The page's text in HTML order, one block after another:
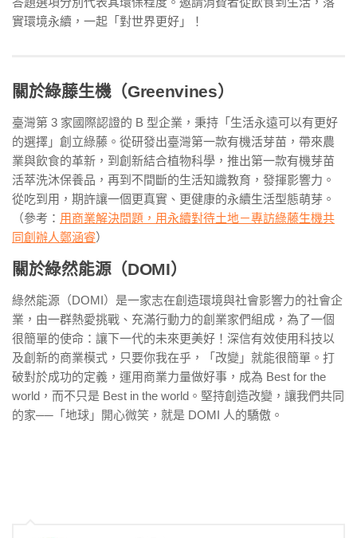
實環境永續，一起「對世界更好」！
關於綠藤生機（Greenvines）
臺灣第 3 家國際認證的 B 型企業，秉持「生活永遠可以有更好
的選擇」創立綠藤。從研發出臺灣第一款有機活芽苗，帶來農
業與飲食的革新，到創新結合植物科學，推出第一款有機芽苗
活萃洗沐保養品，再到不間斷的生活知識教育，發揮影響力。
從吃到用，期許讓一個更真實、更健康的永續生活型態萌芽。
（參考： 用商業解決問題，用永續對待土地－專訪綠藤生機共
同創辦人鄭涵睿）
關於綠然能源（DOMI）
綠然能源（DOMI）是一家志在創造環境與社會影響力的社會企
業，由一群熱愛挑戰、充滿行動力的創業家們組成，為了一個
很簡單的使命：讓下一代的未來更美好！深信有效使用科技以
及創新的商業模式，只要你我在乎，「改變」就能很簡單。打
破對於成功的定義，運用商業力量做好事，成為 Best for the
world，而不只是 Best in the world。堅持創造改變，讓我們共同
的家──「地球」開心微笑，就是 DOMI 人的驕傲。